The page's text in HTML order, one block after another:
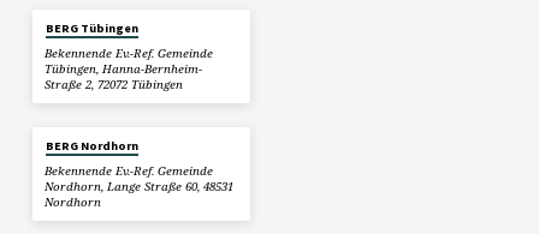
BERG Tübingen
Bekennende Ev.-Ref. Gemeinde
Tübingen, Hanna-Bernheim-
Straße 2, 72072 Tübingen
BERG Nordhorn
Bekennende Ev.-Ref. Gemeinde
Nordhorn, Lange Straße 60, 48531
Nordhorn